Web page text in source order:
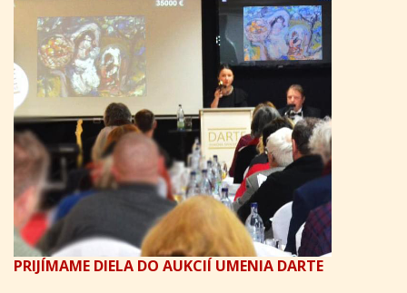
PRIJÍMAME DIELA DO AUKCIÍ UMENIA DARTE